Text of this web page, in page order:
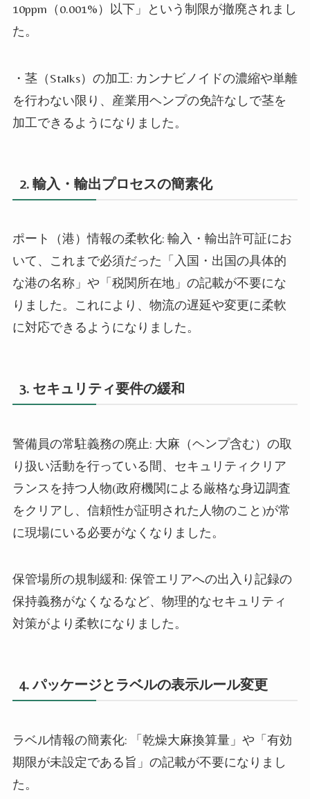
10ppm （0.001%）以下」という制限が撤廃されまし
た。
・茎（Stalks）の加工: カンナビノイドの濃縮や単離
を行わない限り、産業用ヘンプの免許なしで茎を
加工できるようになりました。
2. 輸入・輸出プロセスの簡素化
ポート（港）情報の柔軟化: 輸入・輸出許可証にお
いて、これまで必須だった「入国・出国の具体的
な港の名称」や「税関所在地」の記載が不要にな
りました。これにより、物流の遅延や変更に柔軟
に対応できるようになりました。
3. セキュリティ要件の緩和
警備員の常駐義務の廃止: 大麻（ヘンプ含む）の取
り扱い活動を行っている間、セキュリティクリア
ランスを持つ人物(政府機関による厳格な身辺調査
をクリアし、信頼性が証明された人物のこと )が常
に現場にいる必要がなくなりました。
保管場所の規制緩和: 保管エリアへの出入り記録の
保持義務がなくなるなど、物理的なセキュリティ
対策がより柔軟になりました。
4.パッケージとラベルの表示ルール変更
ラベル情報の簡素化:
「乾燥大麻換算量」や「有効
期限が未設定である旨」の記載が不要になりまし
た。